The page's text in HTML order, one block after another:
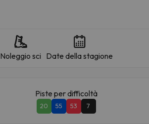
Noleggio sci Date della stagione
Piste per difficoltà
20 55 53 7